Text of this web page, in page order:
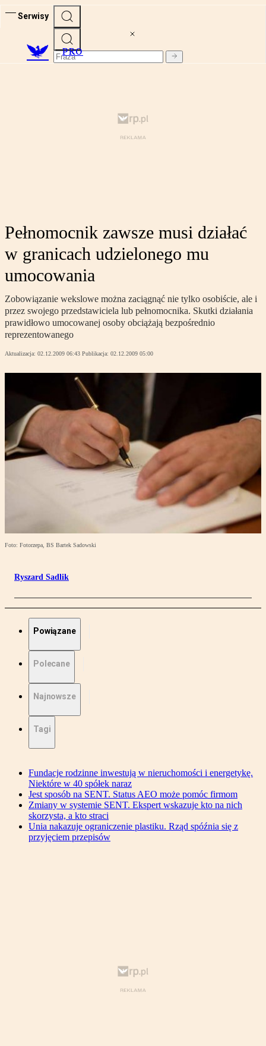
Serwisy
PRO
Pełnomocnik zawsze musi działać
w granicach udzielonego mu
umocowania
Zobowiązanie wekslowe można zaciągnąć nie tylko osobiście, ale i
przez swojego przedstawiciela lub pełnomocnika. Skutki działania
prawidłowo umocowanej osoby obciążają bezpośrednio
reprezentowanego
Aktualizacja: 02.12.2009 06:43 Publikacja: 02.12.2009 05:00
Foto: Fotorzepa, BS Bartek Sadowski
Ryszard Sadlik
Powiązane
Polecane
Najnowsze
Tagi
Fundacje rodzinne inwestują w nieruchomości i energetykę.
Niektóre w 40 spółek naraz
Jest sposób na SENT. Status AEO może pomóc firmom
Zmiany w systemie SENT. Ekspert wskazuje kto na nich
skorzysta, a kto straci
Unia nakazuje ograniczenie plastiku. Rząd spóźnia się z
przyjęciem przepisów